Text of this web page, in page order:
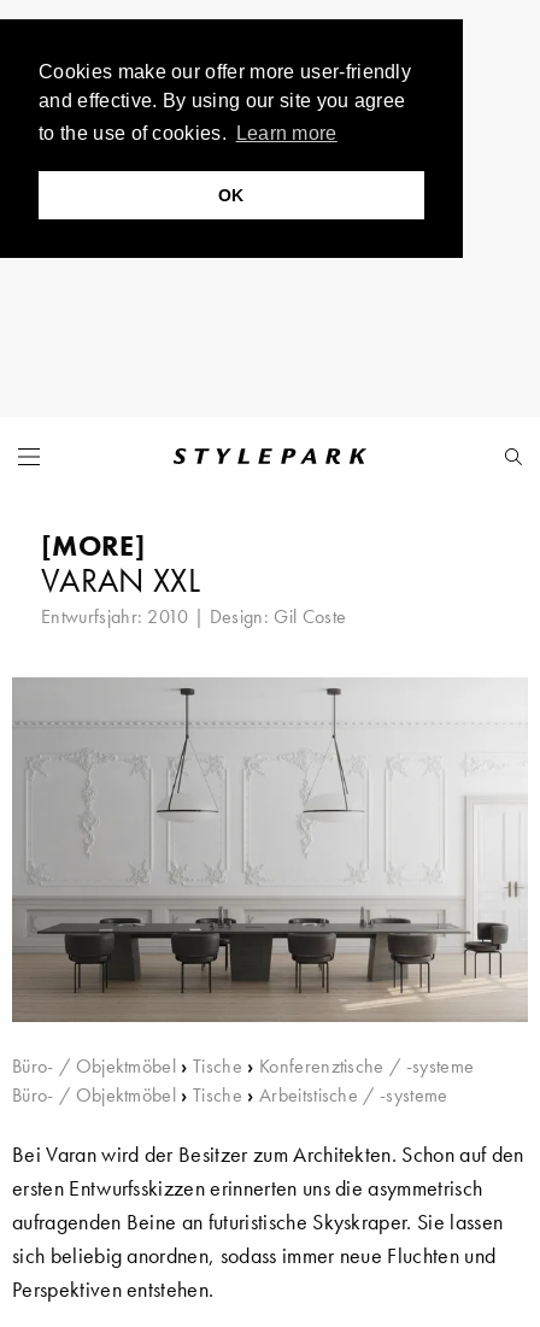
Cookies make our offer more user-friendly
and effective. By using our site you agree
to the use of cookies.
Learn more
OK
[MORE]
VARAN XXL
Entwurfsjahr: 2010 | Design: Gil Coste
Büro- / Objektmöbel ›Tische › Konferenztische / -systeme
Büro- / Objektmöbel ›Tische › Arbeitstische / -systeme
Bei Varan wird der Besitzer zum Architekten. Schon auf den
ersten Entwurfsskizzen erinnerten uns die asymmetrisch
aufragenden Beine an futuristische Skyskraper. Sie lassen
sich beliebig anordnen, sodass immer neue Fluchten und
Perspektiven entstehen.